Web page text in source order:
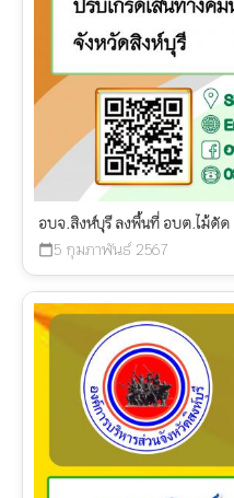
อบจ.สิงห์บุรี ลงพื้นที่ อบต.ไม้ดัด
calendar_today 5 กุมภาพันธ์ 2567